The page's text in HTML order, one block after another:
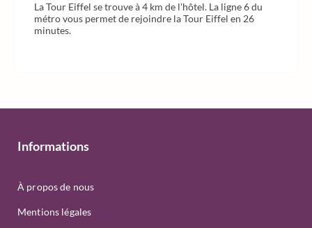
La Tour Eiffel se trouve à 4 km de l'hôtel. La ligne 6 du
métro vous permet de rejoindre la Tour Eiffel en 26
minutes.
Informations
À propos de nous
Mentions légales